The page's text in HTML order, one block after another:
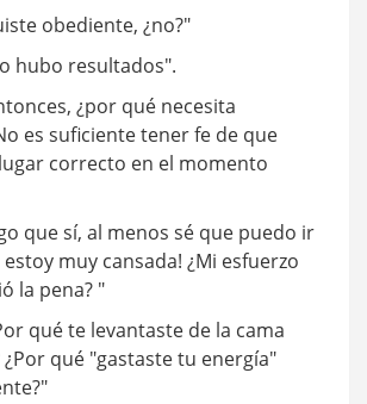
obediente, ¿no?"
hubo resultados".
¿por qué necesita
es suficiente tener fe de que
correcto en el momento
que sí, al menos sé que puedo ir
muy cansada! ¿Mi esfuerzo
la pena? "
qué te levantaste de la cama
¿Por qué "gastaste tu energía"